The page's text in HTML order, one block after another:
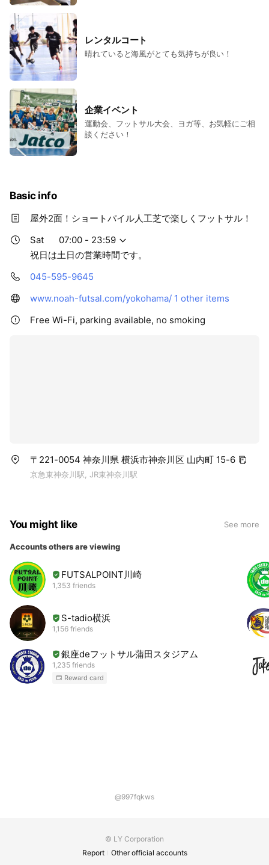
レンタルコート
晴れていると海風がとても気持ちが良い！
企業イベント
運動会、フットサル大会、ヨガ等、お気軽にご相
談ください！
Basic info
屋外2面！ショートパイル人工芝で楽しくフットサル！
Sat
07:00 - 23:59
祝日は土日の営業時間です。
045-595-9645
www.noah-futsal.com/yokohama/ 1 other items
Free Wi-Fi, parking available, no smoking
〒221-0054 神奈川県 横浜市神奈川区 山内町 15-6
京急東神奈川駅, JR東神奈川駅
You might like See more
Accounts others are viewing
FUTSALPOINT川崎
1,353 friends
S-tadio横浜
1,156 friends
銀座deフットサル蒲田スタジアム
1,235 friends
Reward card
@997fqkws
© LY Corporation
Report
Other official accounts